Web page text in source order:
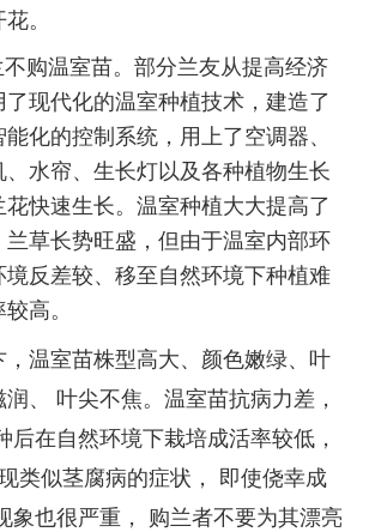
。
不购温室苗。部分兰友从提高经济
现代化的温室种植技术，建造了
化的控制系统，用上了空调器、
水帘、生长灯以及各种植物生长
快速生长。温室种植大大提高了
草长势旺盛，但由于温室内部环
反差较、移至自然环境下种植难
高。
温室苗株型高大、颜色嫩绿、叶
、 叶尖不焦。温室苗抗病力差，
后在自然环境下栽培成活率较低，
类似茎腐病的症状， 即使侥幸成
象也很严重， 购兰者不要为其漂亮